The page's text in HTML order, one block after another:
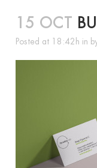
15 OCT
Posted at 18:42h in